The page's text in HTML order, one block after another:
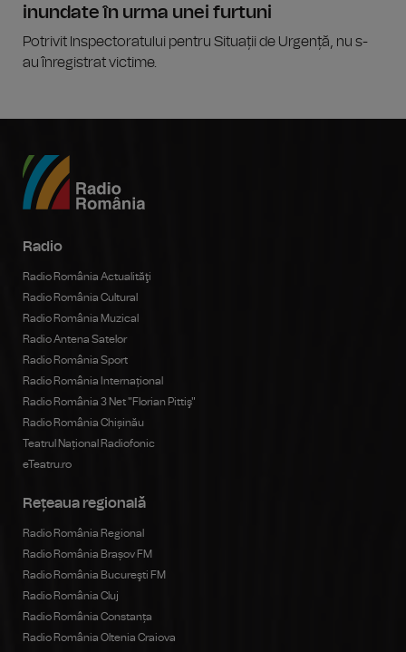
inundate în urma unei furtuni
Potrivit Inspectoratului pentru Situații de Urgență, nu s-
au înregistrat victime.
Radio
Radio România Actualităţi
Radio România Cultural
Radio România Muzical
Radio Antena Satelor
Radio România Sport
Radio România Internațional
Radio România 3 Net "Florian Pittiş"
Radio România Chișinău
Teatrul Național Radiofonic
eTeatru.ro
Rețeaua regională
Radio România Regional
Radio România Brașov FM
Radio România Bucureşti FM
Radio România Cluj
Radio România Constanța
Radio România Oltenia Craiova